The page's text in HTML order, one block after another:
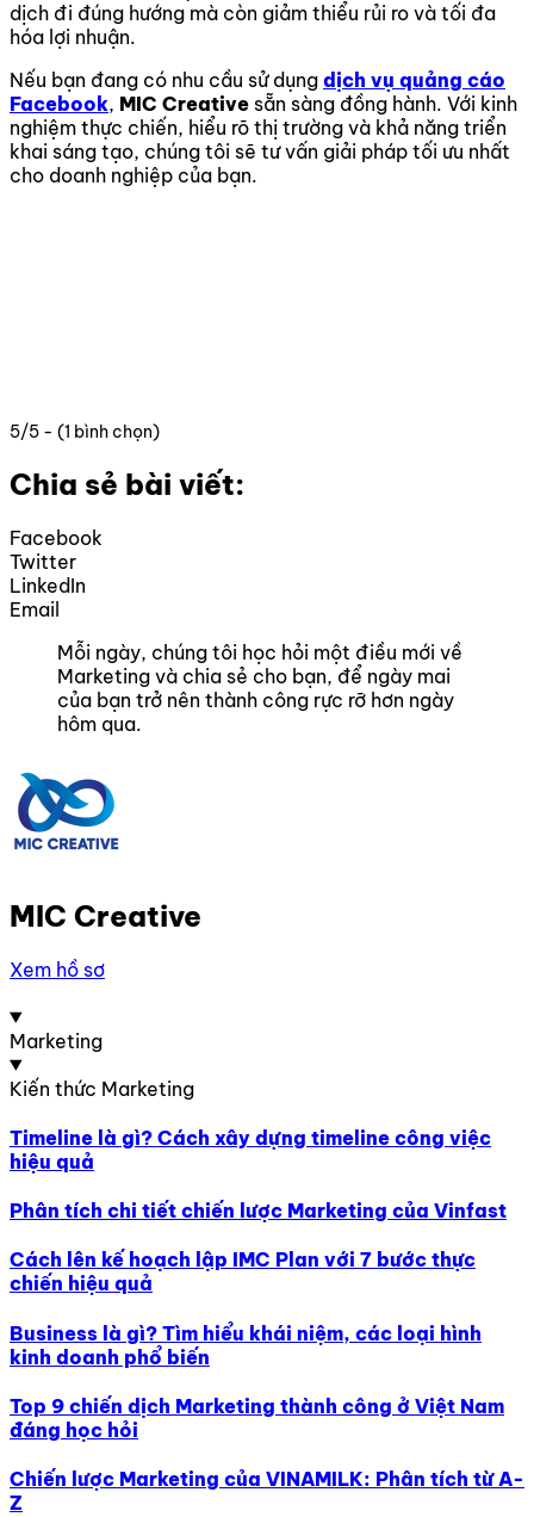
dịch đi đúng hướng mà còn giảm thiểu rủi ro và tối đa
hóa lợi nhuận.
Nếu bạn đang có nhu cầu sử dụng dịch vụ quảng cáo
Facebook, MIC Creative sẵn sàng đồng hành. Với kinh
nghiệm thực chiến, hiểu rõ thị trường và khả năng triển
khai sáng tạo, chúng tôi sẽ tư vấn giải pháp tối ưu nhất
cho doanh nghiệp của bạn.
5/5 - (1 bình chọn)
Chia sẻ bài viết:
Facebook
Twitter
LinkedIn
Email
Mỗi ngày, chúng tôi học hỏi một điều mới về
Marketing và chia sẻ cho bạn, để ngày mai
của bạn trở nên thành công rực rỡ hơn ngày
hôm qua.
MIC Creative
Xem hồ sơ
Marketing
Kiến thức Marketing
Timeline là gì? Cách xây dựng timeline công việc
hiệu quả
Phân tích chi tiết chiến lược Marketing của Vinfast
Cách lên kế hoạch lập IMC Plan với 7 bước thực
chiến hiệu quả
Business là gì? Tìm hiểu khái niệm, các loại hình
kinh doanh phổ biến
Top 9 chiến dịch Marketing thành công ở Việt Nam
đáng học hỏi
Chiến lược Marketing của VINAMILK: Phân tích từ A-
Z